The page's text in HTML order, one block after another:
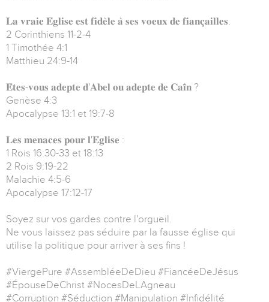
𝐋𝐚 𝐯𝐫𝐚𝐢𝐞 𝐄́𝐠𝐥𝐢𝐬𝐞 𝐞𝐬𝐭 𝐟𝐢𝐝𝐞̀𝐥𝐞 𝐚̀ 𝐬𝐞𝐬 𝐯𝐨𝐞𝐮𝐱 𝐝𝐞 𝐟𝐢𝐚𝐧𝐜̧𝐚𝐢𝐥𝐥𝐞𝐬.
2 Corinthiens 11-2-4
1 Timothée 4:1
Matthieu 24:9-14
𝐄̂𝐭𝐞𝐬-𝐯𝐨𝐮𝐬 𝐚𝐝𝐞𝐩𝐭𝐞 𝐝'𝐀𝐛𝐞𝐥 𝐨𝐮 𝐚𝐝𝐞𝐩𝐭𝐞 𝐝𝐞 𝐂𝐚𝐢̈𝐧 ?
Genèse 4:3
Apocalypse 13:1 et 19:7-8
𝐋𝐞𝐬 𝐦𝐞𝐧𝐚𝐜𝐞𝐬 𝐩𝐨𝐮𝐫 𝐥'𝐄́𝐠𝐥𝐢𝐬𝐞 :
1 Rois 16:30-33 et 18:13
2 Rois 9:19-22
Malachie 4:5-6
Apocalypse 17:12-17
Soyez sur vos gardes contre l'orgueil.
Ne vous laissez pas séduire par la fausse église qui
utilise la politique pour arriver à ses fins !
#ViergePure #AssembléeDeDieu #FiancéeDeJésus
#ÉpouseDeChrist #NocesDeLAgneau
#Corruption #Séduction #Manipulation #Infidélité